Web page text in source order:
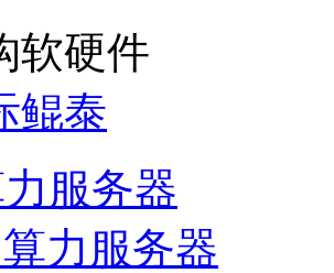
软硬件
鲲泰
服务器
力服务器